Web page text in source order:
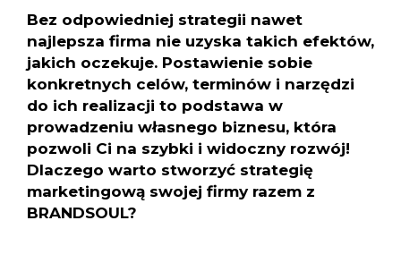
Bez odpowiedniej strategii nawet
najlepsza firma nie uzyska takich efektów,
jakich oczekuje. Postawienie sobie
konkretnych celów, terminów i narzędzi
do ich realizacji to podstawa w
prowadzeniu własnego biznesu, która
pozwoli Ci na szybki i widoczny rozwój!
Dlaczego warto stworzyć strategię
marketingową swojej firmy razem z
BRANDSOUL?